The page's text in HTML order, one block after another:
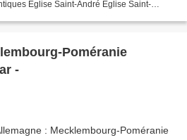
Eglise Saint-André Eglise Saint-
Poméranie
-